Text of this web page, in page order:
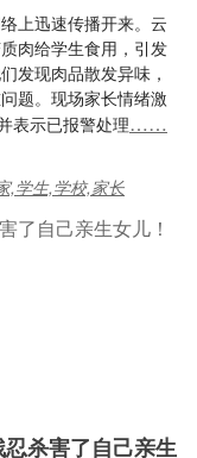
上迅速传播开来。云
肉给学生食用，引发
发现肉品散发异味，
题。现场家长情绪激
表示已报警处理……
,学生,学校,家长
杀害了自己亲生